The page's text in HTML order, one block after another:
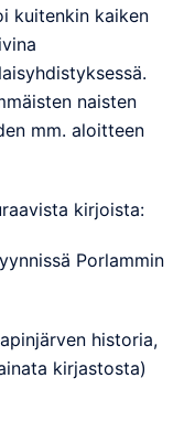
kuitenkin kaiken
naisten
mm. aloitteen
kirjoista:
Porlammin
historia,
kirjastosta)